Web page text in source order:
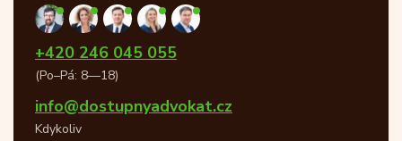
+420 246 045 055
(Po–Pá: 8—18)
info@dostupnyadvokat.cz
Kdykoliv